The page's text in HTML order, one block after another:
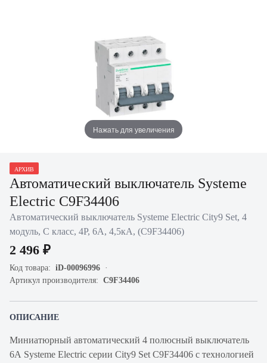
Нажать для увеличения
АРХИВ
Автоматический выключатель Systeme
Electric C9F34406
Автоматический выключатель Systeme Electric City9 Set, 4
модуль, C класс, 4P, 6А, 4,5кА, (C9F34406)
2 496 ₽
Код товара: iD-00096996
Артикул производителя: C9F34406
ОПИСАНИЕ
Миниатюрный автоматический 4 полюсный выключатель
6А Systeme Electric серии City9 Set C9F34406 с технологией